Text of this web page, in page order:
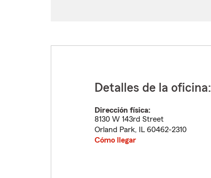
Detalles de la oficina:
Dirección física:
8130 W 143rd Street
Orland Park, IL 60462-2310
Cómo llegar